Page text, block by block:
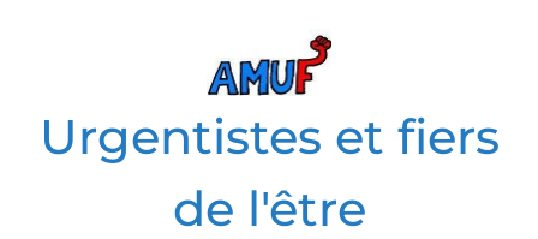
Urgentistes et fiers
de l'être